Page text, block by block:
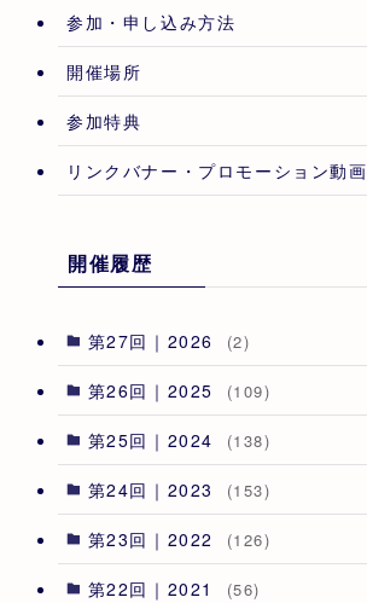
参加・申し込み方法
開催場所
参加特典
リンクバナー・プロモーション動画
開催履歴
第27回｜2026 (2)
第26回｜2025 (109)
第25回｜2024 (138)
第24回｜2023 (153)
第23回｜2022 (126)
第22回｜2021 (56)